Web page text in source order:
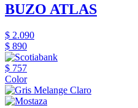
BUZO ATLAS
$ 2.090
$ 890
$ 757
Color